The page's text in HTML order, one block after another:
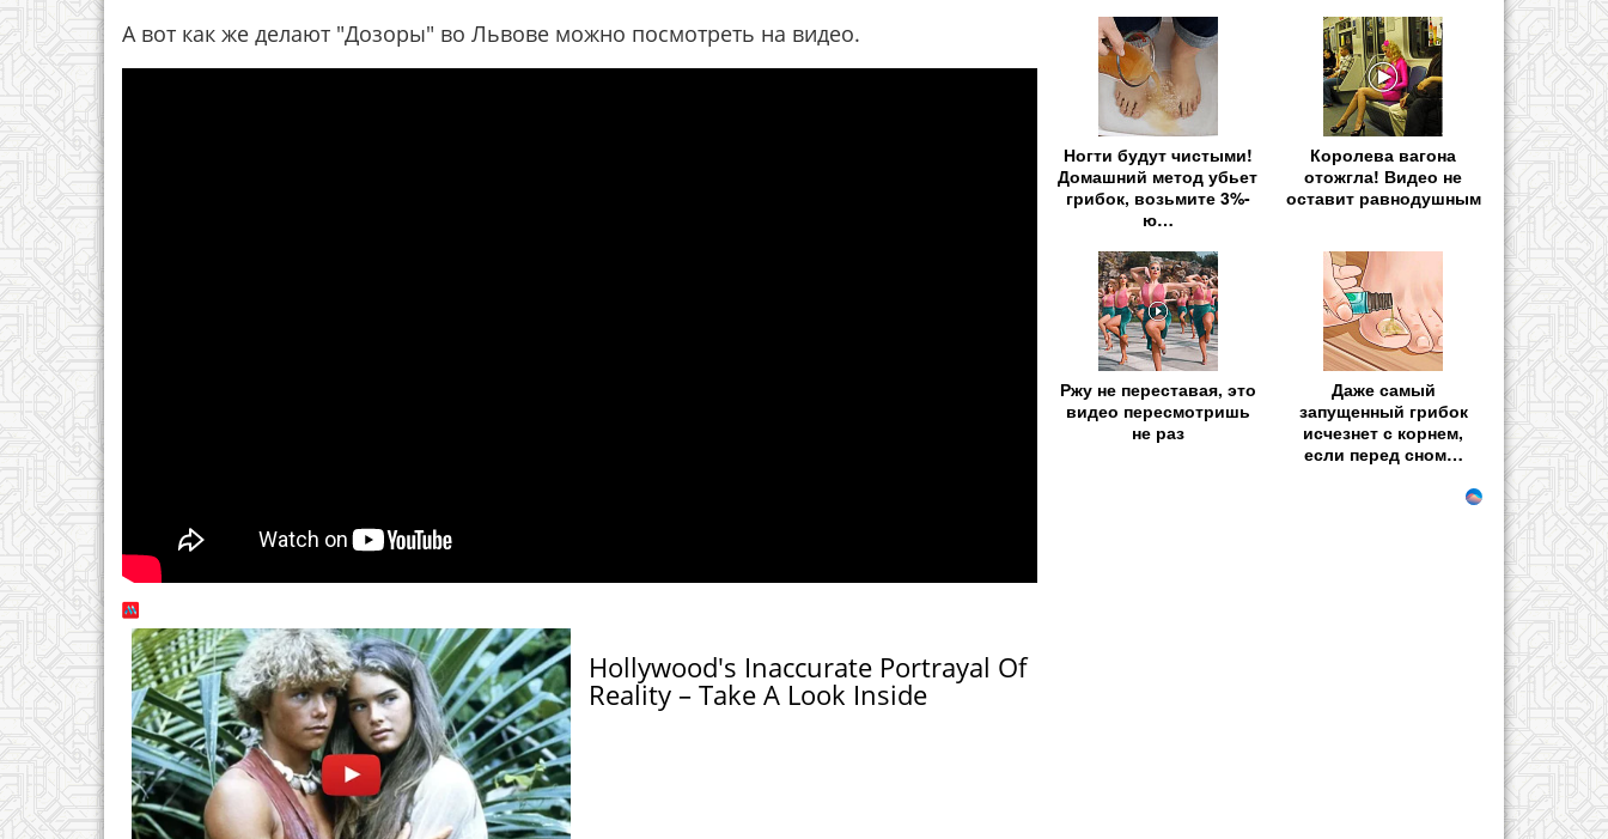
А вот как же делают "Дозоры" во Львове можно посмотреть на видео.
Hollywood's Inaccurate Portrayal Of
Reality – Take A Look Inside
Ногти будут чистыми!
Домашний метод убьет
грибок, возьмите 3%-
ю…
Королева вагона
отожгла! Видео не
оставит равнодушным
Ржу не переставая, это
видео пересмотришь
не раз
Даже самый
запущенный грибок
исчезнет с корнем,
если перед сном…